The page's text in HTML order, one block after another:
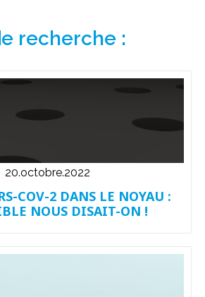
recherche :
20.octobre.2022
COV-2 DANS LE NOYAU :
NOUS DISAIT-ON !